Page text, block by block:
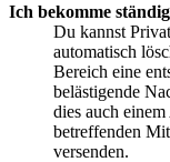
Ich bekomme
Du kannst
automatisch
Bereich eine
belästigende
dies auch
betreffenden
versenden.